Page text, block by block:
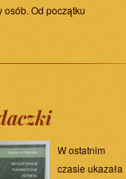
osób. Od początku
W ostatnim
czasie ukazała